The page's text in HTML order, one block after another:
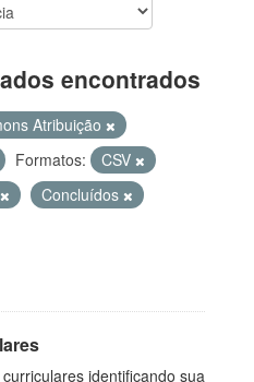
encontrados
Atribuição
Formatos:
CSV
Concluídos
identificando sua